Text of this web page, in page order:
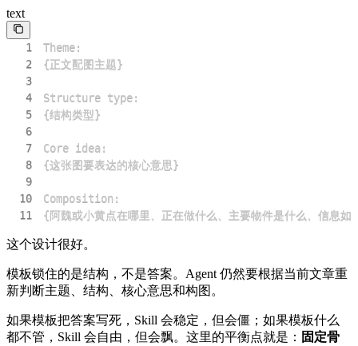
text
1
2
3
4
5
6
7
8
9
10
11
{阿魏或小黄点在哪里、正在做什么、主要物件是什么、信息如
这个设计很好。
模板锁住的是结构，不是答案。Agent 仍然要根据当前文章重
新判断主题、结构、核心意思和构图。
如果模板把答案写死，Skill 会稳定，但会僵；如果模板什么
都不管，Skill 会自由，但会飘。这里的平衡点就是： 固定骨